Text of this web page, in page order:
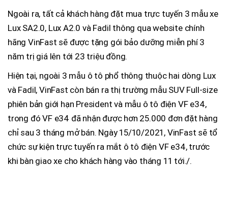
Ngoài ra, tất cả khách hàng đặt mua trực tuyến 3 mẫu xe
Lux SA2.0, Lux A2.0 và Fadil thông qua website chính
hãng VinFast sẽ được tặng gói bảo dưỡng miễn phí 3
năm trị giá lên tới 23 triệu đồng.
Hiện tại, ngoài 3 mẫu ô tô phổ thông thuộc hai dòng Lux
và Fadil, VinFast còn bán ra thị trường mẫu SUV Full-size
phiên bản giới hạn President và mẫu ô tô điện VF e34,
trong đó VF e34 đã nhận được hơn 25.000 đơn đặt hàng
chỉ sau 3 tháng mở bán. Ngày 15/10/2021, VinFast sẽ tổ
chức sự kiện trực tuyến ra mắt ô tô điện VF e34, trước
khi bàn giao xe cho khách hàng vào tháng 11 tới./.